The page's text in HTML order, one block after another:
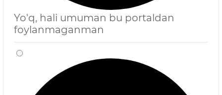
Yo'q, hali umuman bu portaldan
foylanmaganman